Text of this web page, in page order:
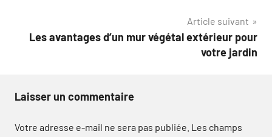
Article suivant
Les avantages d’un mur végétal extérieur pour
votre jardin
Laisser un commentaire
Votre adresse e-mail ne sera pas publiée. Les champs